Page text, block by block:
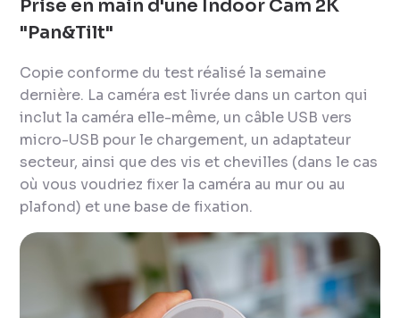
Prise en main d'une Indoor Cam 2K
"Pan&Tilt"
Copie conforme du test réalisé la semaine
dernière. La caméra est livrée dans un carton qui
inclut la caméra elle-même, un câble USB vers
micro-USB pour le chargement, un adaptateur
secteur, ainsi que des vis et chevilles (dans le cas
où vous voudriez fixer la caméra au mur ou au
plafond) et une base de fixation.